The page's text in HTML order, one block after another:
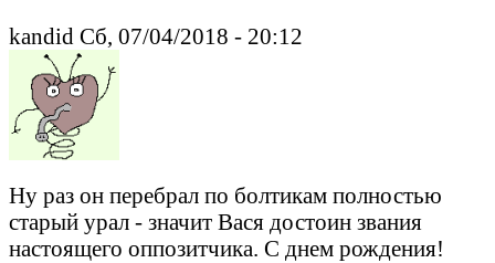
kandid Сб, 07/04/2018 - 20:12
Ну раз он перебрал по болтикам полностью
старый урал - значит Вася достоин звания
настоящего оппозитчика. С днем рождения!